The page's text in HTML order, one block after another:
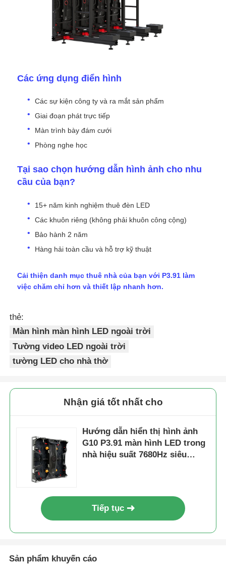
Các ứng dụng điển hình
Các sự kiện công ty và ra mắt sản phẩm
Giai đoạn phát trực tiếp
Màn trình bày đám cưới
Phòng nghe học
Tại sao chọn hướng dẫn hình ảnh cho nhu
cầu của bạn?
15+ năm kinh nghiệm thuê đèn LED
Các khuôn riêng (không phải khuôn công cộng)
Bảo hành 2 năm
Hàng hải toàn cầu và hỗ trợ kỹ thuật
Cải thiện danh mục thuê nhà của bạn với P3.91 làm
việc chăm chỉ hơn và thiết lập nhanh hơn.
thẻ:
Màn hình màn hình LED ngoài trời
Tường video LED ngoài trời
tường LED cho nhà thờ
Nhận giá tốt nhất cho
Hướng dẫn hiển thị hình ảnh
G10 P3.91 màn hình LED trong
nhà hiệu suất 7680Hz siêu
Tiếp tục
Sản phẩm khuyến cáo